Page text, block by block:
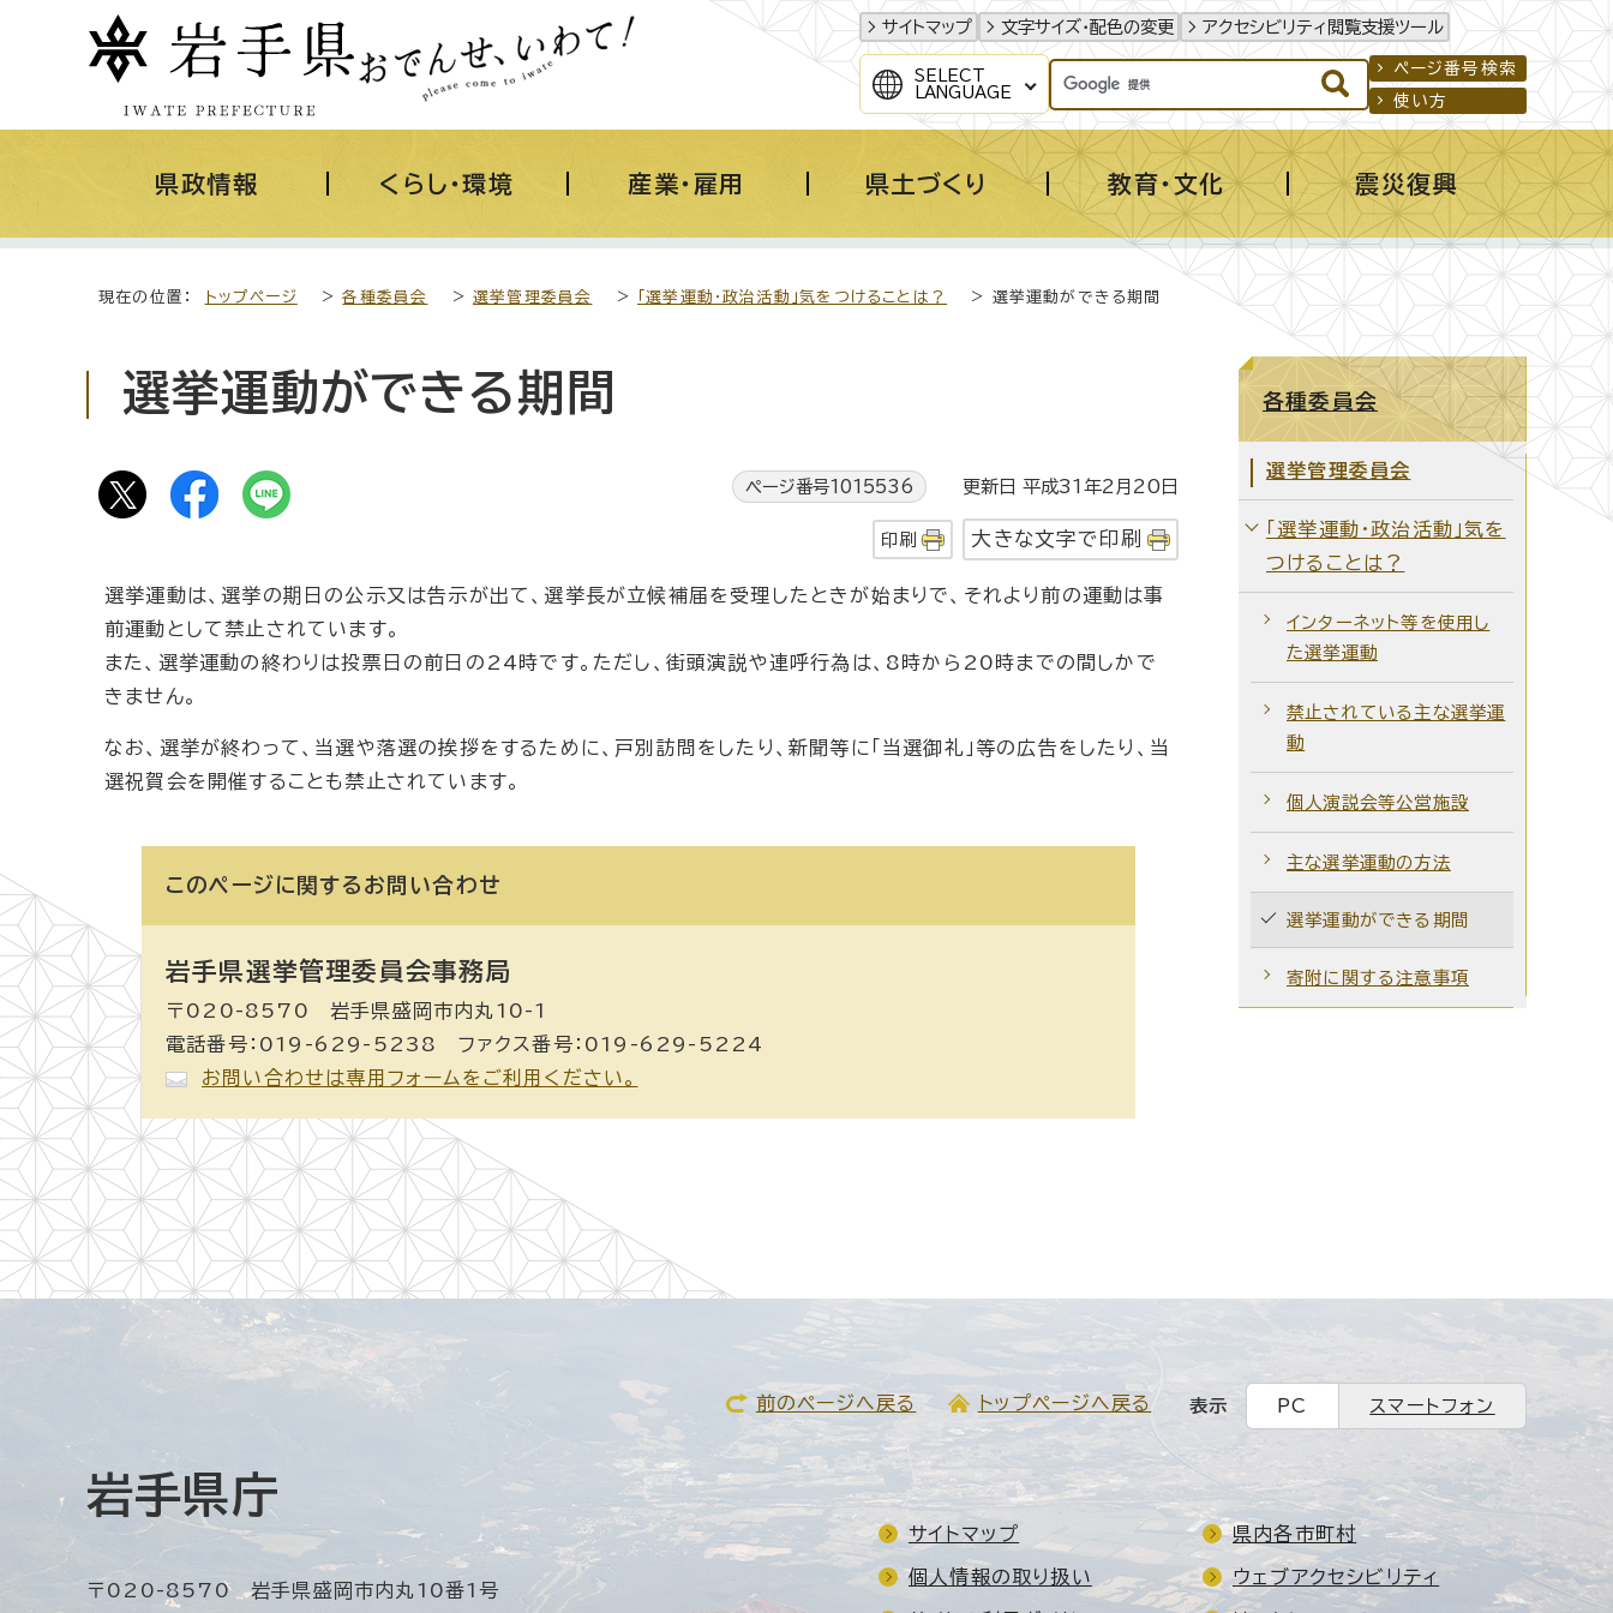
サイトマップ 文字サイズ・配色の変更 アクセシビリティ閲覧支援ツール
SELECT
LANGUAGE
ページ番号検索
使い方
県政情報 くらし・環境 産業・雇用 県土づくり 教育・文化 震災復興
現在の位置： トップページ >各種委員会 >選挙管理委員会 > 「選挙運動・政治活動」気をつけることは？ > 選挙運動ができる期間
選挙運動ができる期間
ページ番号1015536 更新日 平成31年2月20日
印刷 大きな文字で印刷
選挙運動は、選挙の期日の公示又は告示が出て、選挙長が立候補届を受理したときが始まりで、それより前の運動は事
前運動として禁止されています。
また、選挙運動の終わりは投票日の前日の24時です。ただし、街頭演説や連呼行為は、8時から20時までの間しかで
きません。
なお、選挙が終わって、当選や落選の挨拶をするために、戸別訪問をしたり、新聞等に「当選御礼」等の広告をしたり、当
選祝賀会を開催することも禁止されています。
このページに関する お問い合わせ
岩手県選挙管理委員会事務局
〒020-8570 岩手県盛岡市内丸10-1
電話番号：019-629-5238 ファクス番号：019-629-5224
お問い合わせは専用フォームをご利用ください。
各種委員会
選挙管理委員会
「選挙運動・政治活動」気を
つけることは？
インターネット等を使用し
た選挙運動
禁止されている主な選挙運
動
個人演説会等公営施設
主な選挙運動の方法
選挙運動ができる期間
寄附に関する注意事項
前のページへ戻る トップページへ戻る 表示 PC スマートフォン
岩手県庁
〒020-8570 岩手県盛岡市内丸10番1号
サイトマップ 県内各市町村
個人情報の取り扱い ウェブアクセシビリティ